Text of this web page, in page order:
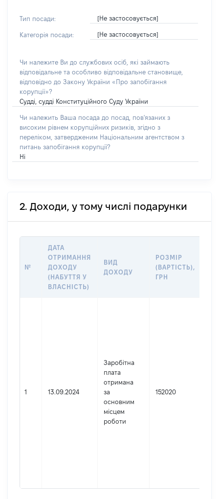
Тип посади: [Не застосовується]
Категорія посади: [Не застосовується]
Чи належите Ви до службових осіб, які займають
відповідальне та особливо відповідальне становище,
відповідно до Закону України «Про запобігання
корупції»?
Судді, судді Конституційного Суду України
Чи належить Ваша посада до посад, пов'язаних з
високим рівнем корупційних ризиків, згідно з
переліком, затвердженим Національним агентством з
питань запобігання корупції?
Ні
2. Доходи, у тому числі подарунки
№
ДАТА
ОТРИМАННЯ
ДОХОДУ
(НАБУТТЯ У
ВЛАСНІСТЬ)
ВИД
ДОХОДУ
РОЗМІР
(ВАРТІСТЬ),
ГРН
1 13.09.2024
Заробітна
плата
отримана
за
основним
місцем
роботи
152020